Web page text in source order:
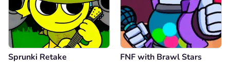
Sprunki Retake FNF with Brawl Stars